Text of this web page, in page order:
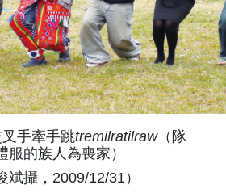
手牽手跳tremilratilraw（隊
的族人為喪家）
斌攝，2009/12/31）